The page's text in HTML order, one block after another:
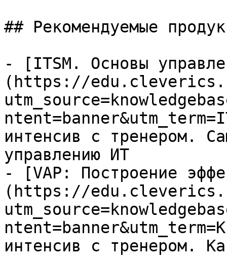
## Рекомендуемые
- [ITSM. Основы
(https://
интенсив с тренером.
управлению ИТ
- [VAP: Построение
(https://
интенсив с тренером.